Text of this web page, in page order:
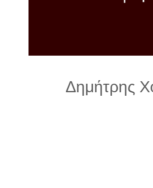
Δημήτρης